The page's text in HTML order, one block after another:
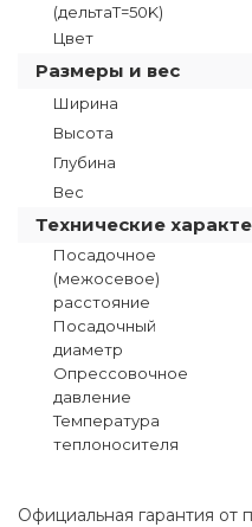
(дельтаТ=50K)
Цвет
Размеры и вес
Ширина
Высота
Глубина
Вес
Технические
Посадочное
(межосевое)
расстояние
Посадочный
диаметр
Опрессовочное
давление
Температура
теплоносителя
Официальная гарантия от